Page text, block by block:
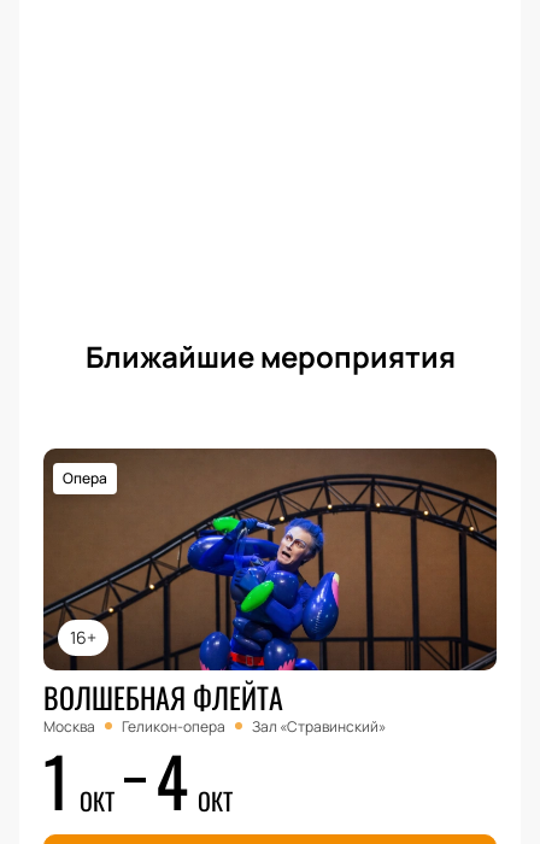
Ближайшие мероприятия
16+
Опера
ВОЛШЕБНАЯ ФЛЕЙТА
Москва Геликон-опера Зал «Стравинский»
1 ОКТ 4 ОКТ